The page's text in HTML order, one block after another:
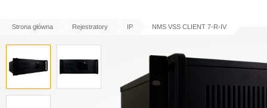
Strona główna Rejestratory IP NMS VSS CLIENT 7-R-IV